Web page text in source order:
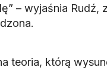
– wyjaśnia Rudź,
teoria, którą